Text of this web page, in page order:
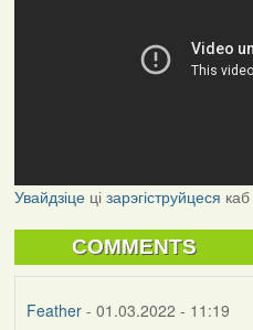
Увайдзіцеці зарэгіструйцеся
COMMENTS
Feather- 01.03.2022 - 11:19